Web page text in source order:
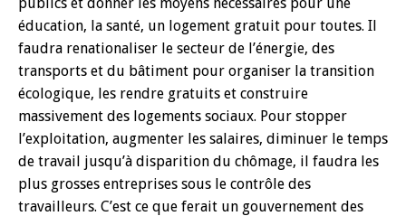
éducation, la santé, un logement gratuit pour toutes. Il
faudra renationaliser le secteur de l’énergie, des
transports et du bâtiment pour organiser la transition
écologique, les rendre gratuits et construire
massivement des logements sociaux. Pour stopper
l’exploitation, augmenter les salaires, diminuer le temps
de travail jusqu’à disparition du chômage, il faudra les
plus grosses entreprises sous le contrôle des
travailleurs. C’est ce que ferait un gouvernement des